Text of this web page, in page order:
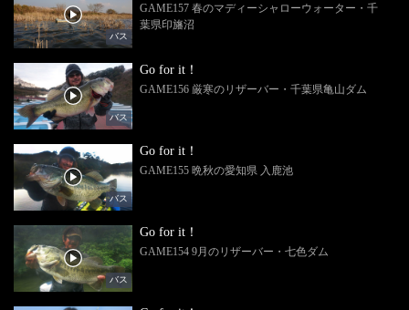
バス
GAME157 春のマディーシャローウォーター・千
葉県印旛沼
バス
Go for it！
GAME156 厳寒のリザーバー・千葉県亀山ダム
バス
Go for it！
GAME155 晩秋の愛知県 入鹿池
バス
Go for it！
GAME154 9月のリザーバー・七色ダム